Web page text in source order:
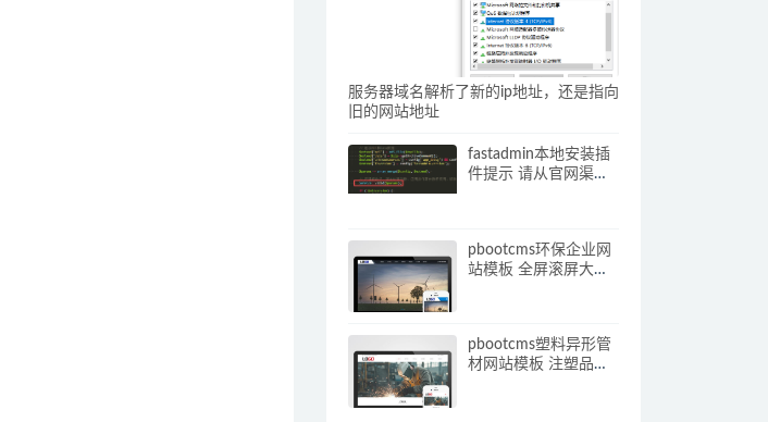
服务器域名解析了新的ip地址，还是指向
旧的网站地址
fastadmin本地安装插
件提示 请从官网渠道
pbootcms环保企业网
站模板 全屏滚屏大气
pbootcms塑料异形管
材网站模板 注塑品网